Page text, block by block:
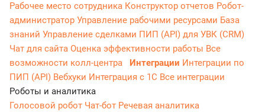
Рабочее место сотрудника Конструктор отчетов Робот-
администратор Управление рабочими ресурсами База
знаний Управление сделками ПИП (API) для УВК (CRM)
Чат для сайта Оценка эффективности работы Все
возможности колл-центра
Интеграции Интеграции по
ПИП (API) Вебхуки Интеграция с 1С Все интеграции
Роботы и аналитика
Голосовой робот Чат-бот Речевая аналитика